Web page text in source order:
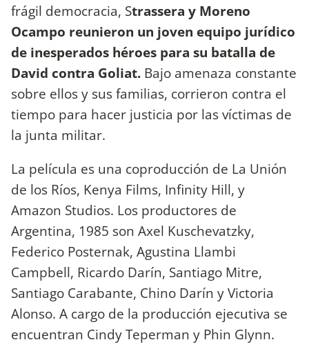
frágil democracia, Strassera y Moreno
Ocampo reunieron un joven equipo jurídico
de inesperados héroes para su batalla de
David contra Goliat. Bajo amenaza constante
sobre ellos y sus familias, corrieron contra el
tiempo para hacer justicia por las víctimas de
la junta militar.
La película es una coproducción de La Unión
de los Ríos, Kenya Films, Infinity Hill, y
Amazon Studios. Los productores de
Argentina, 1985 son Axel Kuschevatzky,
Federico Posternak, Agustina Llambi
Campbell, Ricardo Darín, Santiago Mitre,
Santiago Carabante, Chino Darín y Victoria
Alonso. A cargo de la producción ejecutiva se
encuentran Cindy Teperman y Phin Glynn.